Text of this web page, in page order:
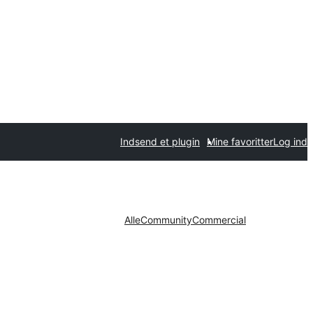
Indsend et plugin Mine favoritterLog ind
AlleCommunityCommercial